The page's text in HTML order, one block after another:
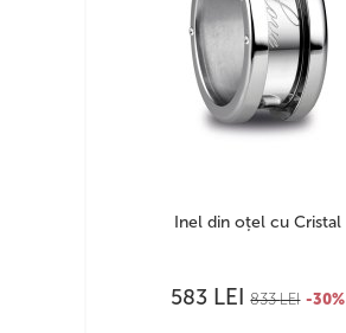
Inel din oțel cu Cristal
583 LEI 833LEI -30%